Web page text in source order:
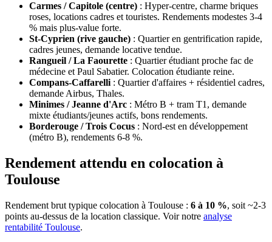
Carmes / Capitole (centre) : Hyper-centre, charme briques
roses, locations cadres et touristes. Rendements modestes 3-4
% mais plus-value forte.
St-Cyprien (rive gauche) : Quartier en gentrification rapide,
cadres jeunes, demande locative tendue.
Rangueil / La Faourette : Quartier étudiant proche fac de
médecine et Paul Sabatier. Colocation étudiante reine.
Compans-Caffarelli: Quartier d'affaires + résidentiel cadres,
demande Airbus, Thales.
Minimes / Jeanne d'Arc : Métro B + tram T1, demande
mixte étudiants/jeunes actifs, bons rendements.
Borderouge / Trois Cocus : Nord-est en développement
(métro B), rendements 6-8 %.
Rendement attendu en colocation à
Toulouse
Rendement brut typique colocation à Toulouse : 6 à 10 %, soit ~2-3
points au-dessus de la location classique. Voir notre analyse
rentabilité Toulouse.